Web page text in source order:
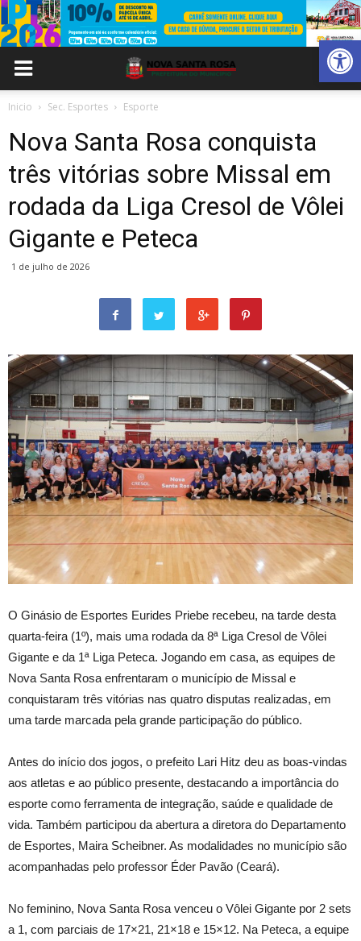
Abrir
Inicio Sec. Esportes Esporte
Nova Santa Rosa conquista
três vitórias sobre Missal em
rodada da Liga Cresol de Vôlei
Gigante e Peteca
1 de julho de 2026
O Ginásio de Esportes Eurides Priebe recebeu, na tarde desta
quarta-feira (1º), mais uma rodada da 8ª Liga Cresol de Vôlei
Gigante e da 1ª Liga Peteca. Jogando em casa, as equipes de
Nova Santa Rosa enfrentaram o município de Missal e
conquistaram três vitórias nas quatro disputas realizadas, em
uma tarde marcada pela grande participação do público.
Antes do início dos jogos, o prefeito Lari Hitz deu as boas-vindas
aos atletas e ao público presente, destacando a importância do
esporte como ferramenta de integração, saúde e qualidade de
vida. Também participou da abertura a diretora do Departamento
de Esportes, Maira Scheibner. As modalidades no município são
acompanhadas pelo professor Éder Pavão (Ceará).
No feminino, Nova Santa Rosa venceu o Vôlei Gigante por 2 sets
a 1, com parciais de 17×21, 21×18 e 15×12. Na Peteca, a equipe